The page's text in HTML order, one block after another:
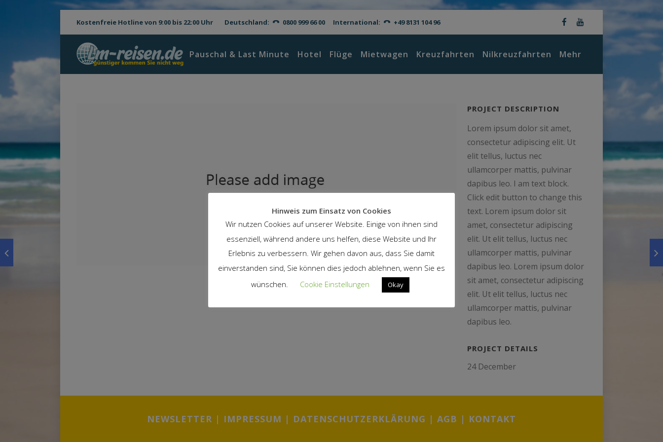
Kostenfreie Hotline von 9:00 bis 22:00 Uhr Deutschland: 0800 999 66 00 International: +49 8131 104 96
Pauschal & Last Minute Hotel Flüge Mietwagen Kreuzfahrten Nilkreuzfahrten Mehr
PROJECT DESCRIPTION
Lorem ipsum dolor sit amet,
consectetur adipiscing elit. Ut
elit tellus, luctus nec
ullamcorper mattis, pulvinar
dapibus leo. I am text block.
Click edit button to change this
text. Lorem ipsum dolor sit
amet, consectetur adipiscing
elit. Ut elit tellus, luctus nec
ullamcorper mattis, pulvinar
dapibus leo. Lorem ipsum dolor
sit amet, consectetur adipiscing
elit. Ut elit tellus, luctus nec
ullamcorper mattis, pulvinar
dapibus leo.
PROJECT DETAILS
24 December
NEWSLETTER | IMPRESSUM | DATENSCHUTZERKLÄRUNG | AGB | KONTAKT
Hinweis zum Einsatz von Cookies
Wir nutzen Cookies auf unserer Website. Einige von ihnen sind
essenziell, während andere uns helfen, diese Website und Ihr
Erlebnis zu verbessern. Wir gehen davon aus, dass Sie damit
einverstanden sind, Sie können dies jedoch ablehnen, wenn Sie es
wünschen.
Cookie Einstellungen Okay